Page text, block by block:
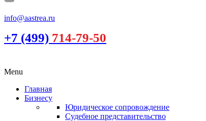
info@aastrea.ru
+7 (499) 714-79-50
Menu
Главная
Бизнесу
Юридическое сопровождение
Судебное представительство